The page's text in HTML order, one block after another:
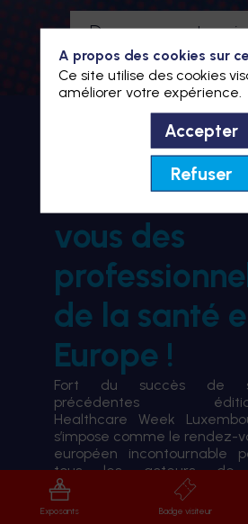
Devenez
Je m'inscris à
BIENVENUE À HWL26
le rendez-
vous des
de la santé
Europe !
Fort du succès de
précédentes
Healthcare Week
s’impose comme le rendez-
européen incontournable
tous les acteurs de
transformation du système
santé.
Exposants Badge visiteur
A propos des cookies sur
Ce site utilise des cookies
améliorer votre expérience.
Accepter
Refuser